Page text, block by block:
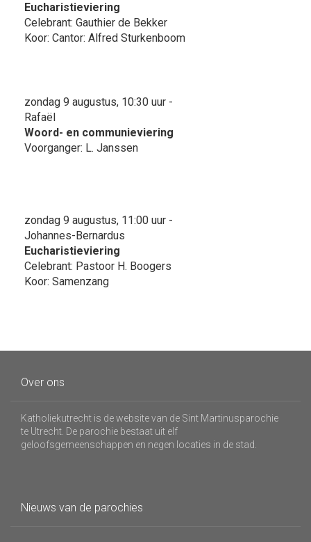
Eucharistieviering
Celebrant: Gauthier de Bekker
Koor: Cantor: Alfred Sturkenboom
zondag 9 augustus, 10:30 uur -
Rafaël
Woord- en communieviering
Voorganger: L. Janssen
zondag 9 augustus, 11:00 uur -
Johannes-Bernardus
Eucharistieviering
Celebrant: Pastoor H. Boogers
Koor: Samenzang
Over ons
Katholiekutrecht is de website van de Sint Martinusparochie
te Utrecht. De parochie bestaat uit elf
geloofsgemeenschappen en negen locaties in de stad.
Nieuws van de parochies